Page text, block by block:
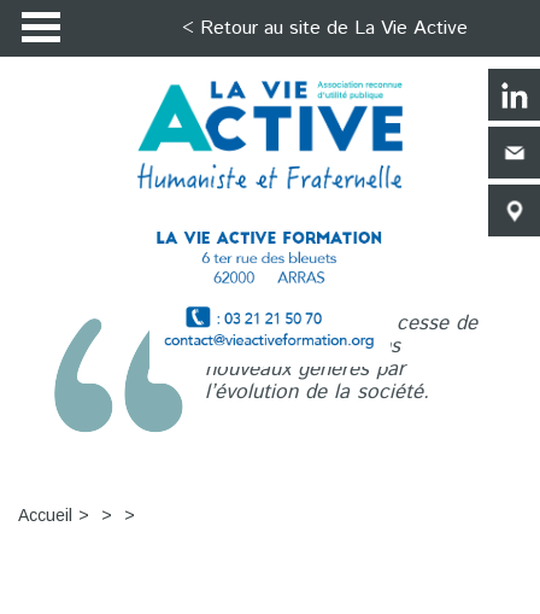
< Retour au site de La Vie Active
La Vie Active n’a de cesse de
répondre aux besoins
nouveaux générés par
l’évolution de la société.
Accueil